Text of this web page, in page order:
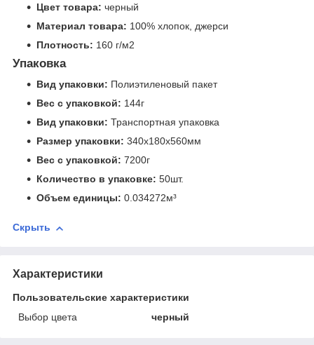
Цвет товара: черный
Материал товара: 100% хлопок, джерси
Плотность: 160 г/м2
Упаковка
Вид упаковки: Полиэтиленовый пакет
Вес с упаковкой: 144г
Вид упаковки: Транспортная упаковка
Размер упаковки: 340x180x560мм
Вес с упаковкой: 7200г
Количество в упаковке: 50шт.
Объем единицы: 0.034272м³
Скрыть
Характеристики
Пользовательские характеристики
Выбор цвета
черный